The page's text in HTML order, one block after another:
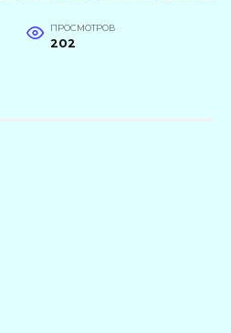
ПРОСМОТРОВ
202